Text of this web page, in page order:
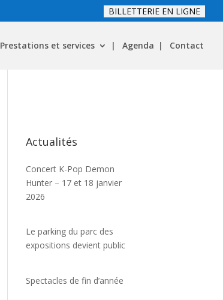
BILLETTERIE EN LIGNE
Prestations et services Agenda Contact
Actualités
Concert K-Pop Demon
Hunter – 17 et 18 janvier
2026
Le parking du parc des
expositions devient public
Spectacles de fin d’année